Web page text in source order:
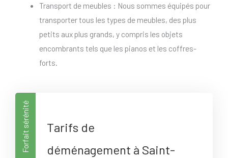
Transport de meubles : Nous sommes équipés pour
transporter tous les types de meubles, des plus
petits aux plus grands, y compris les objets
encombrants tels que les pianos et les coffres-
forts.
Forfait sérénité
Tarifs de
déménagement à Saint-